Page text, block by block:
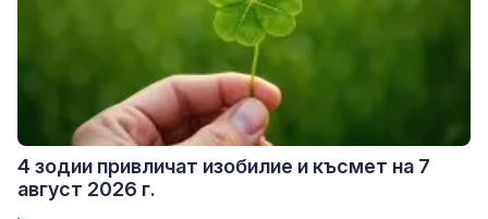
4 зодии привличат изобилие и късмет на 7
август 2026 г.